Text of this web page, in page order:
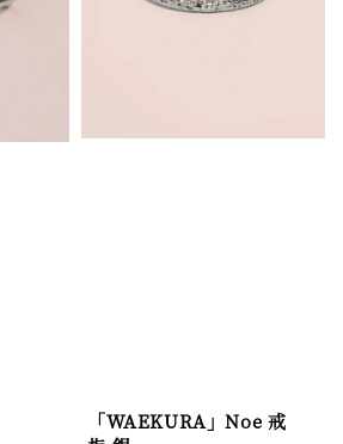
「WAEKURA」Noe 戒